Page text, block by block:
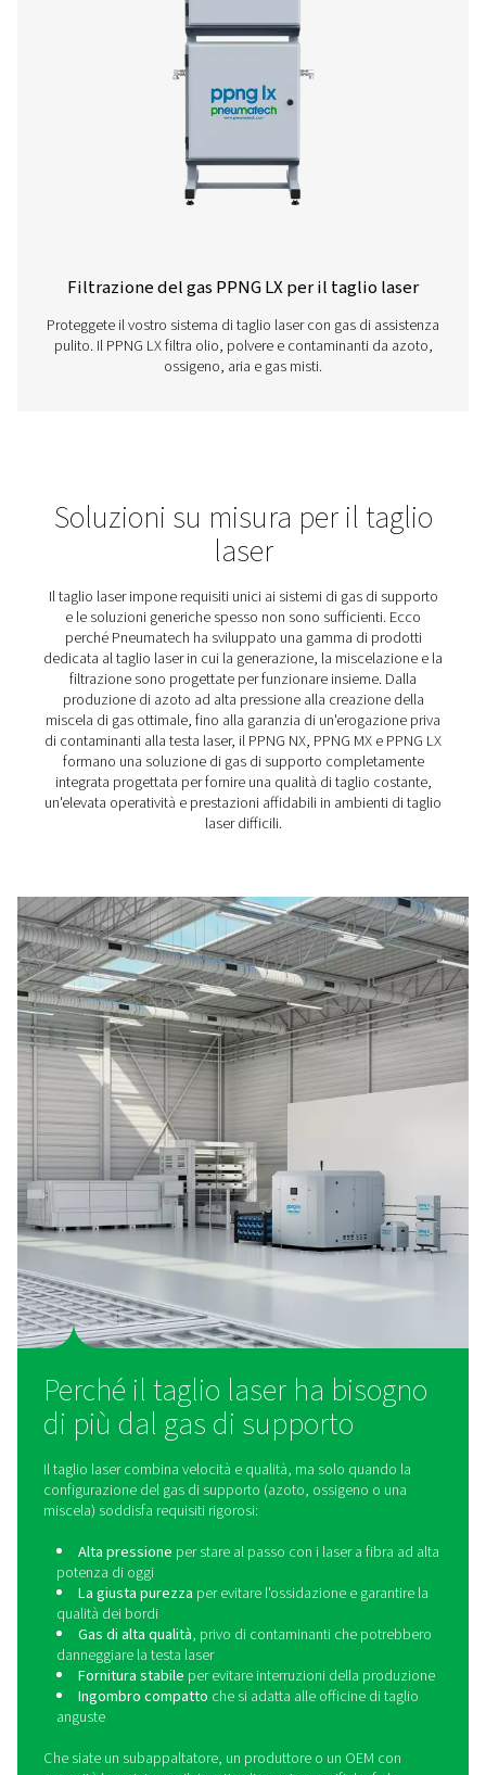
Miscelazione precisa del gas di supporto per il taglio
MX fornisce miscele di gas azoto-ossigeno costanti per
di taglio e affidabilità ottimali.
Filtrazione del gas PPNG LX per il taglio
Proteggete il vostro sistema di taglio laser con gas di
pulito. Il PPNG LX filtra olio, polvere e contaminanti
ossigeno, aria e gas misti.
Soluzioni su misura per il
laser
Il taglio laser impone requisiti unici ai sistemi di gas di
e le soluzioni generiche spesso non sono
perché Pneumatech ha sviluppato una gamma di
dedicata al taglio laser in cui la generazione, la
filtrazione sono progettate per funzionare insieme.
produzione di azoto ad alta pressione alla
miscela di gas ottimale, fino alla garanzia di
di contaminanti alla testa laser, il PPNG NX, PPNG MX e
formano una soluzione di gas di supporto
integrata progettata per fornire una qualità di taglio
un'elevata operatività e prestazioni affidabili in
laser difficili.